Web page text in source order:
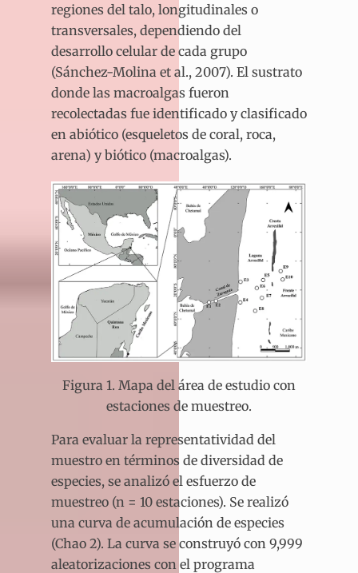
regiones del talo, longitudinales o
transversales, dependiendo del
desarrollo celular de cada grupo
(Sánchez-Molina et al., 2007). El sustrato
donde las macroalgas fueron
recolectadas fue identificado y clasificado
en abiótico (esqueletos de coral, roca,
arena) y biótico (macroalgas).
Figura 1. Mapa del área de estudio con
estaciones de muestreo.
Para evaluar la representatividad del
muestro en términos de diversidad de
especies, se analizó el esfuerzo de
muestreo (n = 10 estaciones). Se realizó
una curva de acumulación de especies
(Chao 2). La curva se construyó con 9,999
aleatorizaciones con el programa